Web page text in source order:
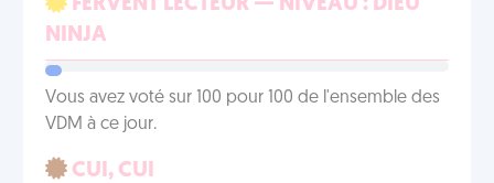
FERVENT LECTEUR — NIVEAU : DIEU
NINJA
Vous avez voté sur 100 pour 100 de l'ensemble des
VDM à ce jour.
CUI, CUI